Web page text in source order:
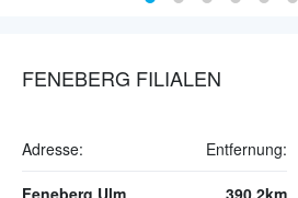
FENEBERG FILIALEN
Adresse: Entfernung: